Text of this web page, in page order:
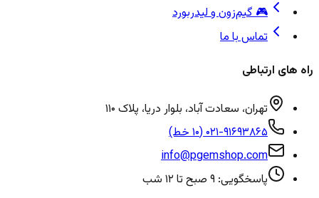
🎮 گیم‌زون و لیدربورد
تماس با ما
راه های ارتباطی
تهران، سعادت آباد، بلوار دریا، پلاک ۱۱۰
۰۲۱-۹۱۶۹۳۸۶۵ (۱۰ خط)
info@pgemshop.com
پاسخگویی: ۹ صبح تا ۱۲ شب